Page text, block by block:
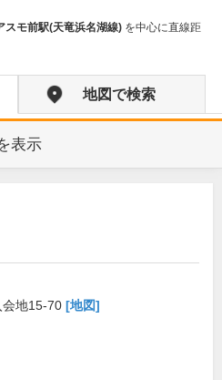
スモ前駅(天竜浜名湖線) を中心に直線距
地図で検索
表示
会地15-70 [地図]